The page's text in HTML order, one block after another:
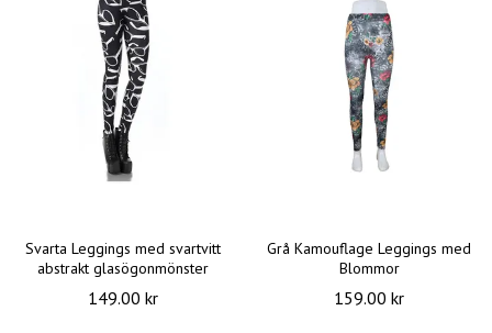
Svarta Leggings med svartvitt
abstrakt glasögonmönster
149.00 kr
Grå Kamouflage Leggings med
Blommor
159.00 kr